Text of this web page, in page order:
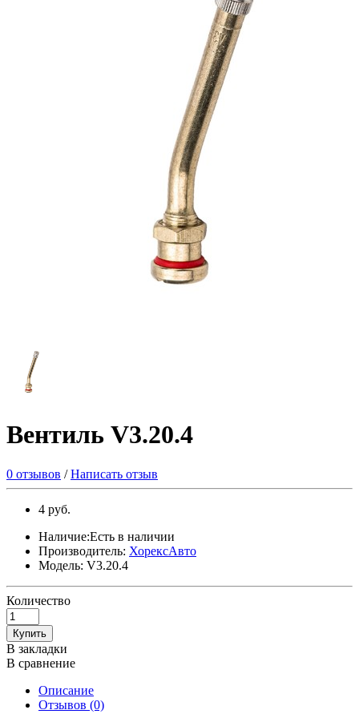
Вентиль V3.20.4
0 отзывов /Написать отзыв
4 руб.
Наличие:Есть в наличии
Производитель: ХорексАвто
Модель: V3.20.4
Количество
Купить
В закладки
В сравнение
Описание
Отзывов (0)